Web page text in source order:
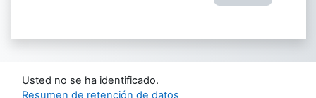
Usted no se ha identificado.
Resumen de retención de datos